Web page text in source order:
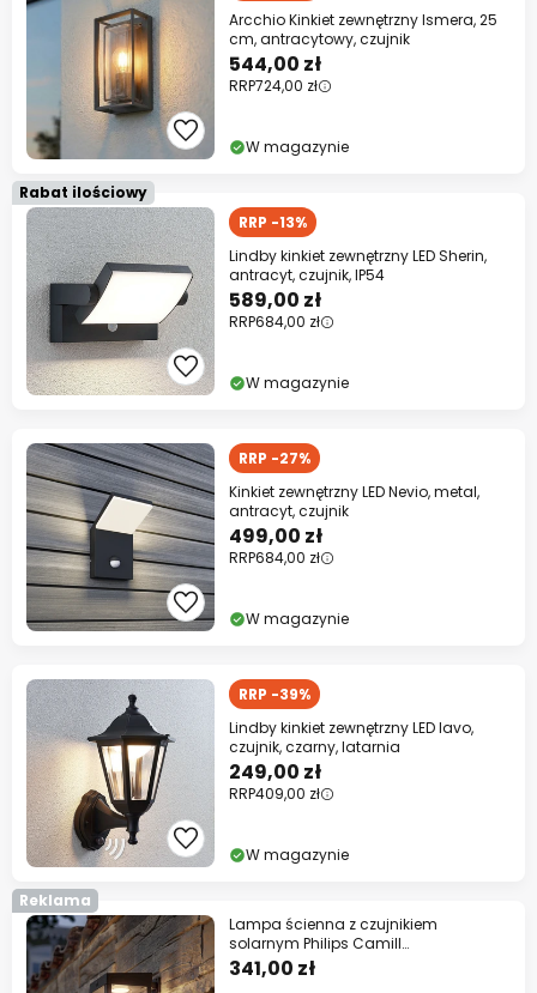
Arcchio Kinkiet zewnętrzny Ismera, 25
cm, antracytowy, czujnik
544,00 zł
RRP724,00 zł
W magazynie
Rabat ilościowy
RRP -13%
Lindby kinkiet zewnętrzny LED Sherin,
antracyt, czujnik, IP54
589,00 zł
RRP684,00 zł
W magazynie
RRP -27%
Kinkiet zewnętrzny LED Nevio, metal,
antracyt, czujnik
499,00 zł
RRP684,00 zł
W magazynie
RRP -39%
Lindby kinkiet zewnętrzny LED Iavo,
czujnik, czarny, latarnia
249,00 zł
RRP409,00 zł
W magazynie
Reklama
Lampa ścienna z czujnikiem
solarnym Philips Camill
czarna/przezroczysta 14 x 14
341,00 zł